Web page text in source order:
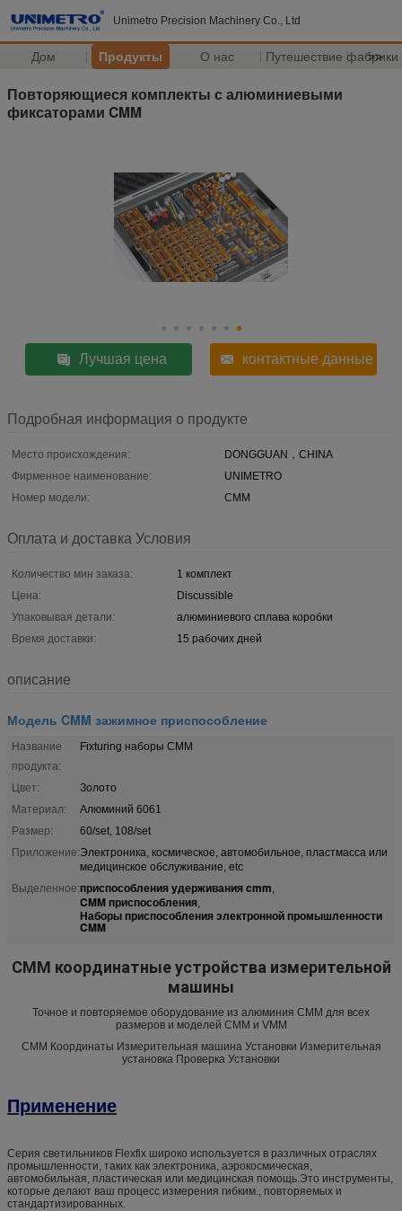
Unimetro Precision Machinery Co., Ltd
Дом Продукты О нас Путешествие фабрики
>>
Повторяющиеся комплекты с алюминиевыми
фиксаторами CMM
Лучшая цена контактные данные
Подробная информация о продукте
Место происхождения:
DONGGUAN，CHINA
Фирменное наименование:
UNIMETRO
Номер модели:
CMM
Оплата и доставка Условия
Количество мин заказа:
1 комплект
Цена:
Discussible
Упаковывая детали:
алюминиевого сплава коробки
Время доставки:
15 рабочих дней
описание
Модель CMM зажимное приспособление
Название
продукта:
Fixturing наборы CMM
Цвет:
Золото
Материал:
Алюминий 6061
Размер:
60/set, 108/set
Приложение:Электроника, космическое, автомобильное, пластмасса или
медицинское обслуживание, etc
Выделенное:приспособления удерживания cmm,
CMM приспособления,
Наборы приспособления электронной промышленности
CMM
CMM координатные устройства измерительной
машины
Точное и повторяемое оборудование из алюминия CMM для всех
размеров и моделей CMM и VMM
CMM Координаты Измерительная машина Установки Измерительная
установка Проверка Установки
Применение
Серия светильников Flexfix широко используется в различных отраслях
промышленности, таких как электроника, аэрокосмическая,
автомобильная, пластическая или медицинская помощь.Это инструменты,
которые делают ваш процесс измерения гибким., повторяемых и
стандартизированных.